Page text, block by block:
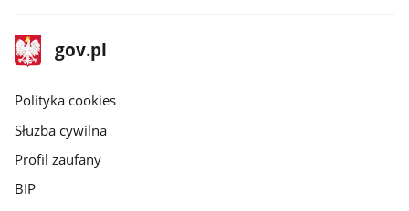
stopka
gov.pl
Strona
gov.pl
gov.pl
Polityka cookies
Służba cywilna
Profil zaufany
BIP